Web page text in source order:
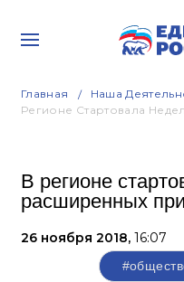
Главная Наша
Регионе Стартовала
В регионе
расширенных
26 ноября 2018, 16:07